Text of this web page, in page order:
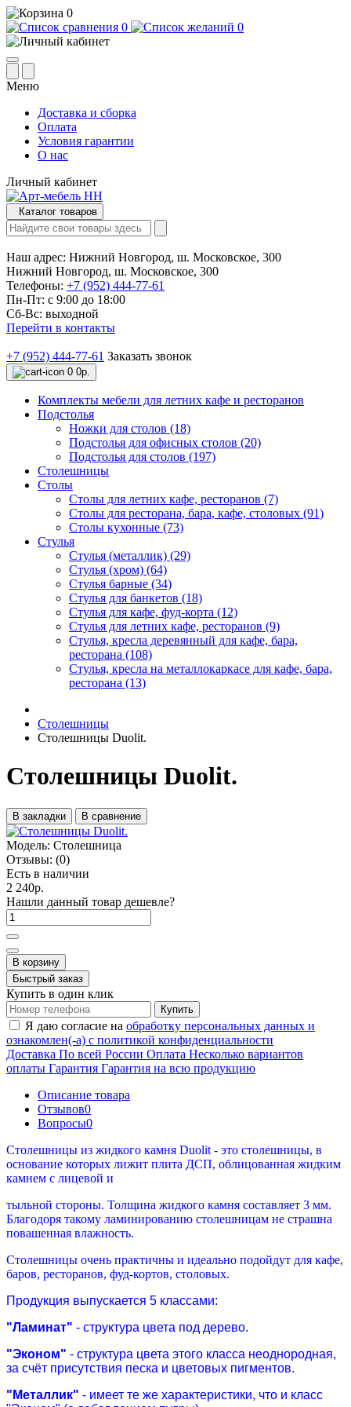
0
0
0
Меню
Доставка и сборка
Оплата
Условия гарантии
О нас
Личный кабинет
Каталог товаров
Наш адрес: Нижний Новгород, ш. Московское, 300
Нижний Новгород, ш. Московское, 300
Телефоны: +7 (952) 444-77-61
Пн-Пт: с 9:00 до 18:00
Сб-Вс: выходной
Перейти в контакты
+7 (952) 444-77-61 Заказать звонок
0 0р.
Комплекты мебели для летних кафе и ресторанов
Подстолья
Ножки для столов (18)
Подстолья для офисных столов (20)
Подстолья для столов (197)
Столешницы
Столы
Столы для летних кафе, ресторанов (7)
Столы для ресторана, бара, кафе, столовых (91)
Столы кухонные (73)
Стулья
Стулья (металлик) (29)
Стулья (хром) (64)
Стулья барные (34)
Стулья для банкетов (18)
Стулья для кафе, фуд-корта (12)
Стулья для летних кафе, ресторанов (9)
Стулья, кресла деревянный для кафе, бара,
ресторана (108)
Стулья, кресла на металлокаркасе для кафе, бара,
ресторана (13)
Столешницы
Столешницы Duolit.
Столешницы Duolit.
В закладки В сравнение
Модель: Столешница
Отзывы: (0)
Есть в наличии
2 240р.
Нашли данный товар дешевле?
В корзину
Быстрый заказ
Купить в один клик
Купить
Я даю согласие на обработку персональных данных и
ознакомлен(-а) с политикой конфиденциальности
Доставка По всей России Оплата Несколько вариантов
оплаты Гарантия Гарантия на всю продукцию
Описание товара
Отзывов0
Вопросы0
Столешницы из жидкого камня Duolit - это столешницы, в
основание которых лижит плита ДСП, облицованная жидким
камнем с лицевой и
тыльной стороны. Толщина жидкого камня составляет 3 мм.
Благодоря такому ламинированию столешницам не страшна
повашенная влажность.
Столешницы очень практичны и идеально подойдут для кафе,
баров, ресторанов, фуд-кортов, столовых.
Продукция выпускается 5 классами:
"Ламинат" - структура цвета под дерево.
"Эконом" - структура цвета этого класса неоднородная,
за счёт присутствия песка и цветовых пигментов.
"Металлик" - имеет те же характеристики, что и класс